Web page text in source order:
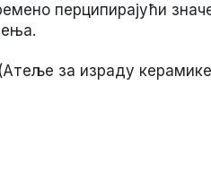
перципирајући
за израду